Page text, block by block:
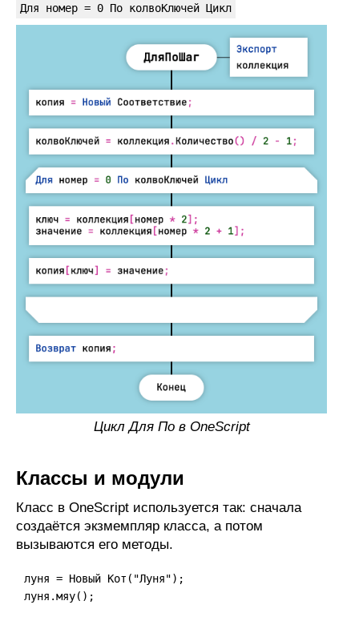
Для номер = 0 По колвоКлючей Цикл
Цикл Для По в OneScript
Классы и модули
Класс в OneScript используется так: сначала
создаётся экзмемпляр класса, а потом
вызываются его методы.
луня = Новый Кот("Луня");